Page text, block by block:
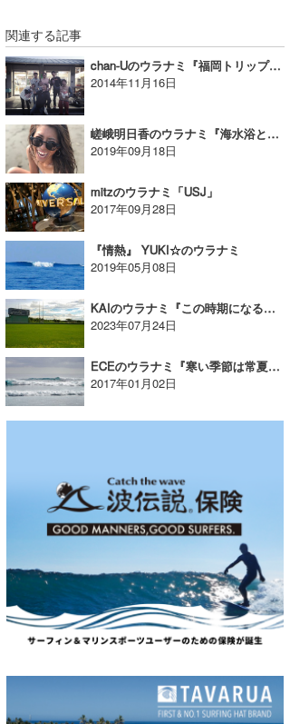
関連する記事
chan-Uのウラナミ『福岡トリップ？』
2014年11月16日
嵯峨明日香のウラナミ『海水浴という名の特訓』
2019年09月18日
mitzのウラナミ「USJ」
2017年09月28日
『情熱』 YUKI☆のウラナミ
2019年05月08日
KAIのウラナミ『この時期になると..』
2023年07月24日
ECEのウラナミ『寒い季節は常夏の島を思い出すパート2』
2017年01月02日
wanda
予報士 hiro.
banpaku
Mr.K
chappy
Romisea